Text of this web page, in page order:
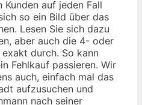
auf jeden Fall
so ein Bild über das
Lesen Sie sich dazu
aber auch die 4- oder
durch. So kann
Fehlkauf passieren. Wir
auch, einfach mal das
aufzusuchen und
nach seiner